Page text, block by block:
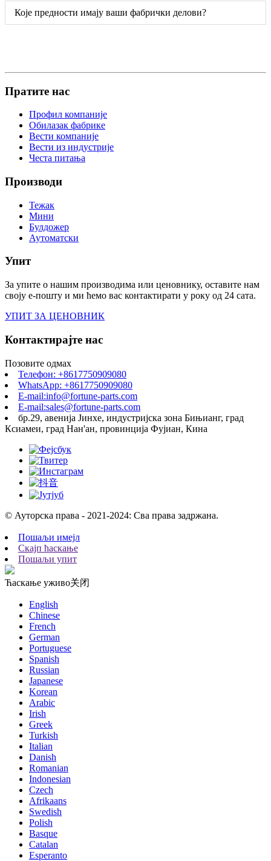
Које предности имају ваши фабрички делови?
Пратите нас
Профил компаније
Обилазак фабрике
Вести компаније
Вести из индустрије
Честа питања
Производи
Тежак
Мини
Булдожер
Аутоматски
Упит
За упите о нашим производима или ценовнику, оставите нам
своју е-пошту и ми ћемо вас контактирати у року од 24 сата.
УПИТ ЗА ЦЕНОВНИК
Контактирајте нас
Позовите одмах
Телефон: +8617750909080
WhatsApp: +8617750909080
E-mail:info@fortune-parts.com
E-mail:sales@fortune-parts.com
бр.29, авенија Јинхе, индустријска зона Бињианг, град
Ксиамеи, град Нан'ан, провинција Фујиан, Кина
© Ауторска права - 2021-2024: Сва права задржана.
Пошаљи имејл
Скајп ћаскање
Пошаљи упит
Ћаскање уживо关闭
English
Chinese
French
German
Portuguese
Spanish
Russian
Japanese
Korean
Arabic
Irish
Greek
Turkish
Italian
Danish
Romanian
Indonesian
Czech
Afrikaans
Swedish
Polish
Basque
Catalan
Esperanto